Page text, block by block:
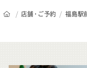
オーダースーツSADAのト
店舗・ご予約 福島駅